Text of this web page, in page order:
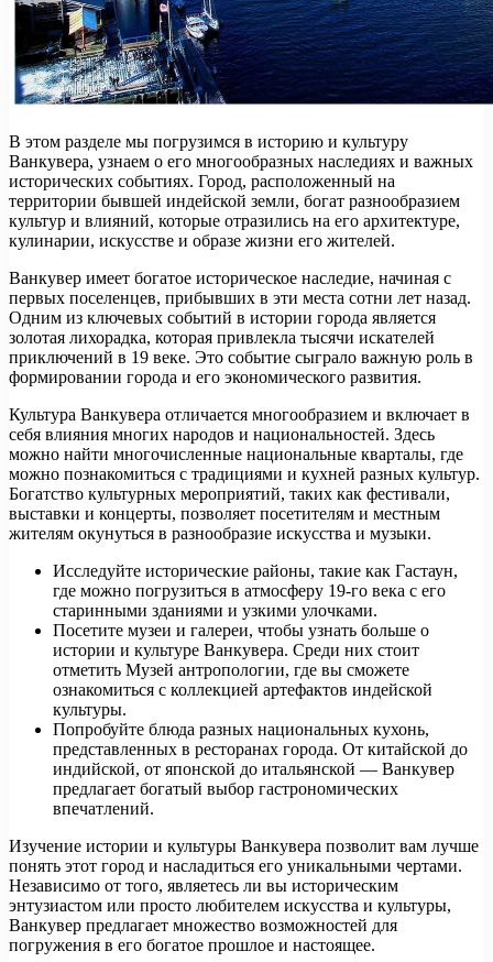
В этом разделе мы погрузимся в историю и культуру
Ванкувера, узнаем о его многообразных наследиях и важных
исторических событиях. Город, расположенный на
территории бывшей индейской земли, богат разнообразием
культур и влияний, которые отразились на его архитектуре,
кулинарии, искусстве и образе жизни его жителей.
Ванкувер имеет богатое историческое наследие, начиная с
первых поселенцев, прибывших в эти места сотни лет назад.
Одним из ключевых событий в истории города является
золотая лихорадка, которая привлекла тысячи искателей
приключений в 19 веке. Это событие сыграло важную роль в
формировании города и его экономического развития.
Культура Ванкувера отличается многообразием и включает в
себя влияния многих народов и национальностей. Здесь
можно найти многочисленные национальные кварталы, где
можно познакомиться с традициями и кухней разных культур.
Богатство культурных мероприятий, таких как фестивали,
выставки и концерты, позволяет посетителям и местным
жителям окунуться в разнообразие искусства и музыки.
Исследуйте исторические районы, такие как Гастаун,
где можно погрузиться в атмосферу 19-го века с его
старинными зданиями и узкими улочками.
Посетите музеи и галереи, чтобы узнать больше о
истории и культуре Ванкувера. Среди них стоит
отметить Музей антропологии, где вы сможете
ознакомиться с коллекцией артефактов индейской
культуры.
Попробуйте блюда разных национальных кухонь,
представленных в ресторанах города. От китайской до
индийской, от японской до итальянской — Ванкувер
предлагает богатый выбор гастрономических
впечатлений.
Изучение истории и культуры Ванкувера позволит вам лучше
понять этот город и насладиться его уникальными чертами.
Независимо от того, являетесь ли вы историческим
энтузиастом или просто любителем искусства и культуры,
Ванкувер предлагает множество возможностей для
погружения в его богатое прошлое и настоящее.